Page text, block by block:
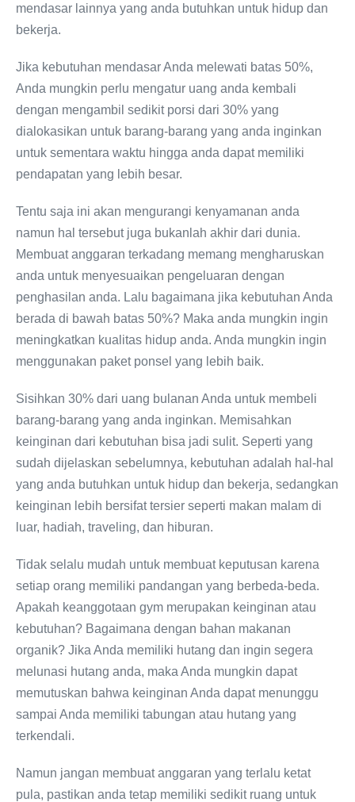
mendasar lainnya yang anda butuhkan untuk hidup dan
bekerja.
Jika kebutuhan mendasar Anda melewati batas 50%,
Anda mungkin perlu mengatur uang anda kembali
dengan mengambil sedikit porsi dari 30% yang
dialokasikan untuk barang-barang yang anda inginkan
untuk sementara waktu hingga anda dapat memiliki
pendapatan yang lebih besar.
Tentu saja ini akan mengurangi kenyamanan anda
namun hal tersebut juga bukanlah akhir dari dunia.
Membuat anggaran terkadang memang mengharuskan
anda untuk menyesuaikan pengeluaran dengan
penghasilan anda. Lalu bagaimana jika kebutuhan Anda
berada di bawah batas 50%? Maka anda mungkin ingin
meningkatkan kualitas hidup anda. Anda mungkin ingin
menggunakan paket ponsel yang lebih baik.
Sisihkan 30% dari uang bulanan Anda untuk membeli
barang-barang yang anda inginkan. Memisahkan
keinginan dari kebutuhan bisa jadi sulit. Seperti yang
sudah dijelaskan sebelumnya, kebutuhan adalah hal-hal
yang anda butuhkan untuk hidup dan bekerja, sedangkan
keinginan lebih bersifat tersier seperti makan malam di
luar, hadiah, traveling, dan hiburan.
Tidak selalu mudah untuk membuat keputusan karena
setiap orang memiliki pandangan yang berbeda-beda.
Apakah keanggotaan gym merupakan keinginan atau
kebutuhan? Bagaimana dengan bahan makanan
organik? Jika Anda memiliki hutang dan ingin segera
melunasi hutang anda, maka Anda mungkin dapat
memutuskan bahwa keinginan Anda dapat menunggu
sampai Anda memiliki tabungan atau hutang yang
terkendali.
Namun jangan membuat anggaran yang terlalu ketat
pula, pastikan anda tetap memiliki sedikit ruang untuk